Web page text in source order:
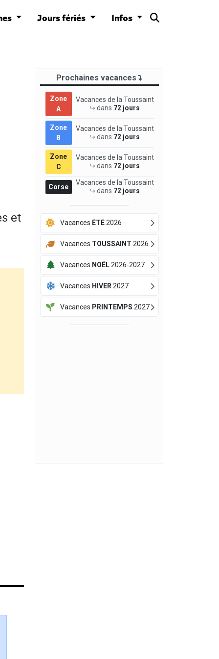
Jours fériés Infos
et
Prochaines vacances
Zone
A
Vacances de la Toussaint
↪ dans 72 jours
Zone
B
Vacances de la Toussaint
↪ dans 72 jours
Zone
C
Vacances de la Toussaint
↪ dans 72 jours
Corse
Vacances de la Toussaint
↪ dans 72 jours
Vacances ÉTÉ2026
Vacances TOUSSAINT 2026
Vacances NOËL2026-2027
Vacances HIVER 2027
Vacances PRINTEMPS 2027